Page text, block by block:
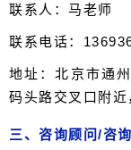
联系人：马老师
联系电话：
地址：北京市通
码头路交叉口附近
三、咨询顾问/咨